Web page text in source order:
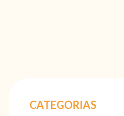
CATEGORIAS